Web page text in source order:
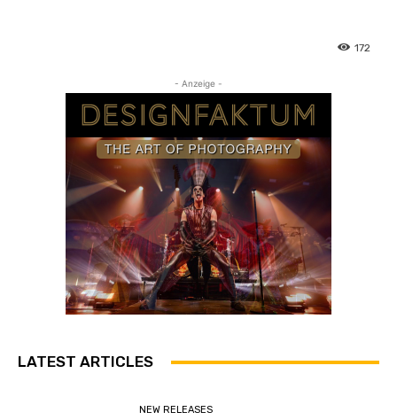
172
- Anzeige -
LATEST ARTICLES
NEW RELEASES